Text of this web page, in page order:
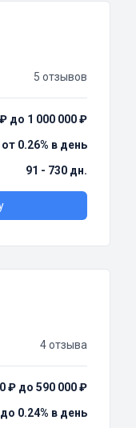
5 отзывов
до 1 000 000 ₽
от 0.26% в день
91 - 730 дн.
4 отзыва
₽ до 590 000 ₽
0.24% в день